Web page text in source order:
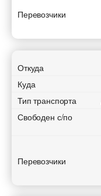
Перевозчики
Откуда
Куда
Тип транспорта
Свободен с/по
Перевозчики